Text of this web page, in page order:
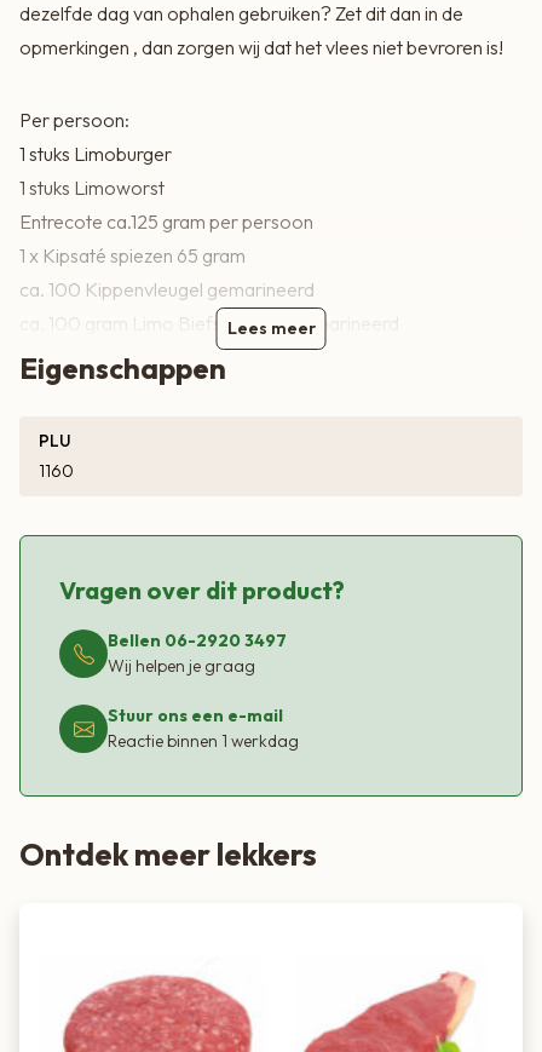
dezelfde dag van ophalen gebruiken? Zet dit dan in de
opmerkingen , dan zorgen wij dat het vlees niet bevroren is!
Per persoon:
1 stuks Limoburger
1 stuks Limoworst
Entrecote ca.125 gram per persoon
1 x Kipsaté spiezen 65 gram
ca. 100 Kippenvleugel gemarineerd
ca. 100 gram Limo Biefstukspies gemarineerd
Lees meer
Eigenschappen
PLU
1160
Vragen over dit product?
Bellen 06-2920 3497
Wij helpen je graag
Stuur ons een e-mail
Reactie binnen 1 werkdag
Ontdek meer lekkers